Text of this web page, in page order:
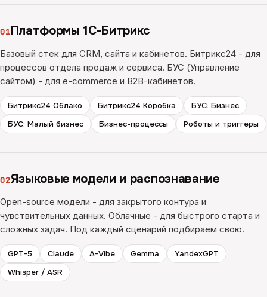
01Платформы 1С-Битрикс
Базовый стек для CRM, сайта и кабинетов. Битрикс24 - для
процессов отдела продаж и сервиса. БУС (Управление
сайтом) - для e-commerce и B2B-кабинетов.
Битрикс24 Облако Битрикс24 Коробка
БУС: Бизнес
БУС: Малый бизнес
Бизнес-процессы Роботы и триггеры
02Языковые модели и распознавание
Open-source модели - для закрытого контура и
чувствительных данных. Облачные - для быстрого старта и
сложных задач. Под каждый сценарий подбираем свою.
GPT-5 Claude A-Vibe Gemma
YandexGPT
Whisper / ASR